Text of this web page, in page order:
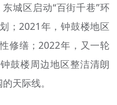
城区启动“百街千巷”环
；2021年，钟鼓楼地区
修缮；2022年，又一轮
鼓楼周边地区整洁清朗
天际线。